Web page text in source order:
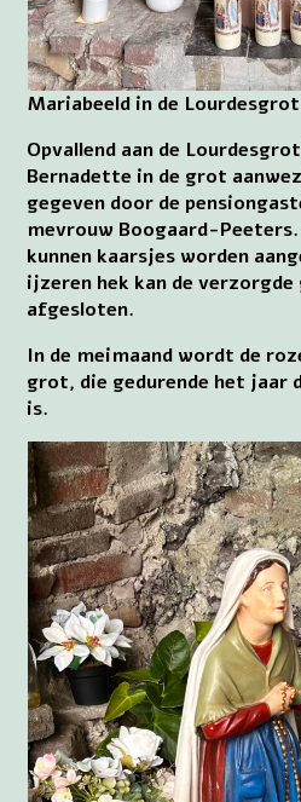
Mariabeeld in de
Opvallend aan de
Bernadette in de grot
gegeven door de
mevrouw Boogaard-
kunnen kaarsjes worden
ijzeren hek kan de
afgesloten.
In de meimaand wordt de
grot, die gedurende het jaar
is.